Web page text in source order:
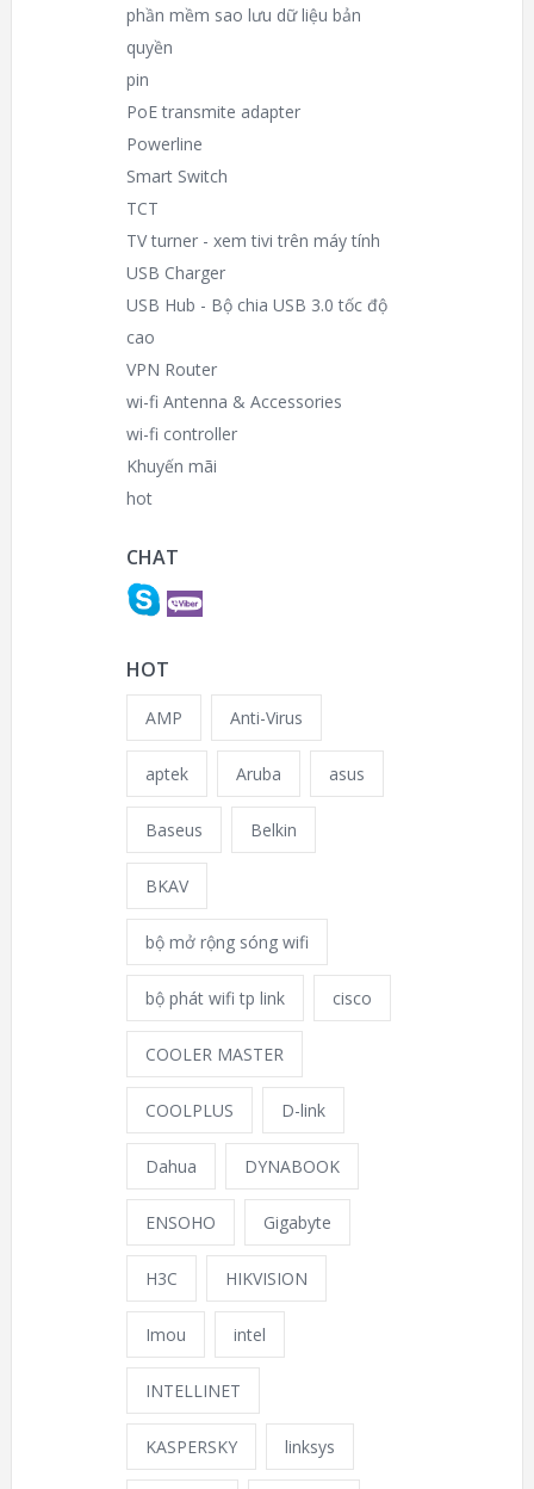
phần mềm sao lưu dữ liệu bản
quyền
pin
PoE transmite adapter
Powerline
Smart Switch
TCT
TV turner - xem tivi trên máy tính
USB Charger
USB Hub - Bộ chia USB 3.0 tốc độ
cao
VPN Router
wi-fi Antenna & Accessories
wi-fi controller
Khuyến mãi
hot
CHAT
HOT
AMP Anti-Virus
aptek Aruba asus
Baseus Belkin
BKAV
bộ mở rộng sóng wifi
bộ phát wifi tp link cisco
COOLER MASTER
COOLPLUS D-link
Dahua DYNABOOK
ENSOHO Gigabyte
H3C HIKVISION
Imou intel
INTELLINET
KASPERSKY linksys